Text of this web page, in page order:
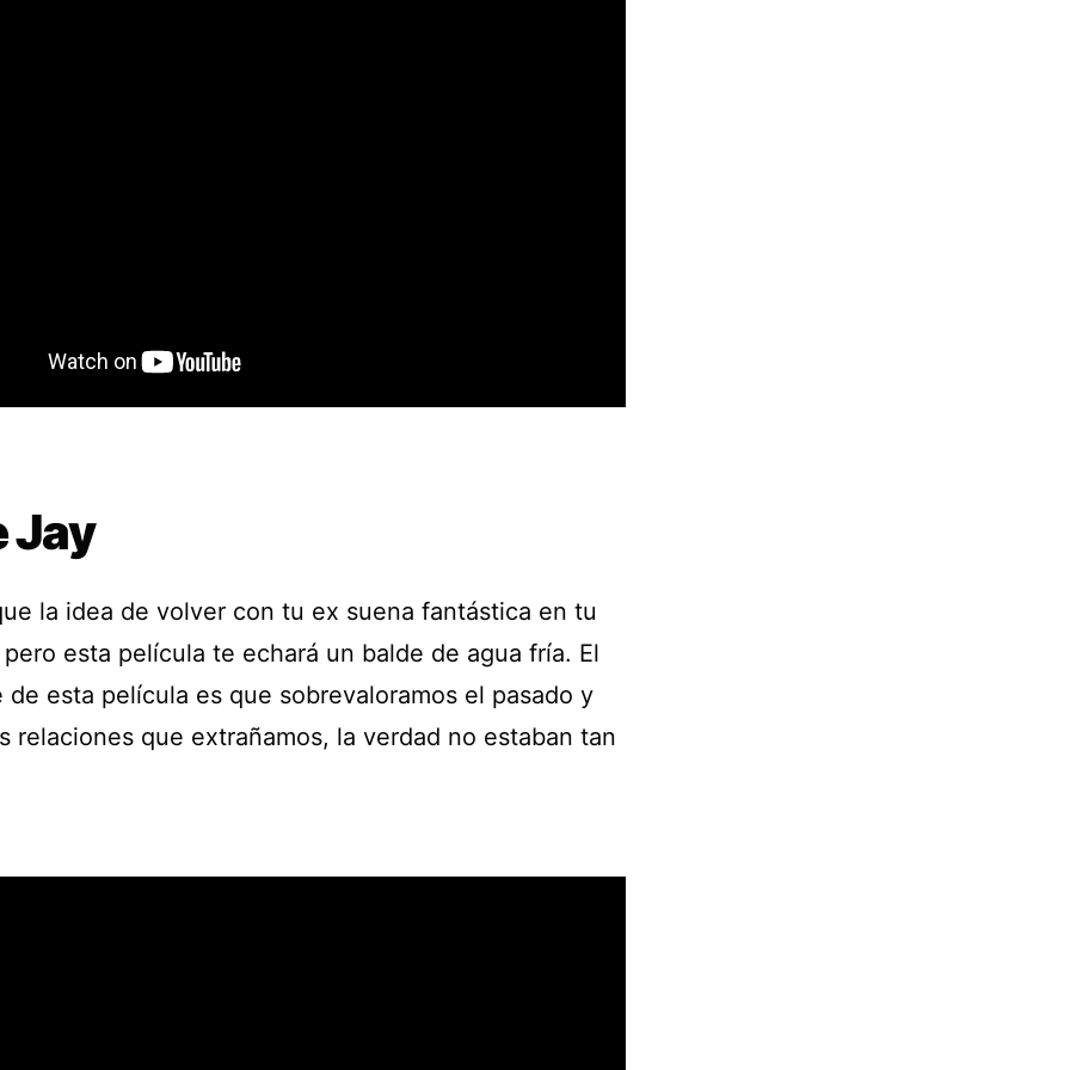
Jay
la idea de volver con tu ex suena fantástica en tu
esta película te echará un balde de agua fría. El
de esta película es que sobrevaloramos el pasado y
relaciones que extrañamos, la verdad no estaban tan